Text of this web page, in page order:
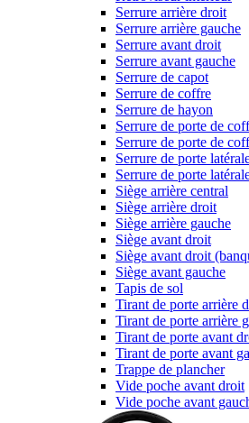
Serrure arrière droit
Serrure arrière gauche
Serrure avant droit
Serrure avant gauche
Serrure de capot
Serrure de coffre
Serrure de hayon
Serrure de porte de
Serrure de porte de
Serrure de porte
Serrure de porte
Siège arrière central
Siège arrière droit
Siège arrière gauche
Siège avant droit
Siège avant droit
Siège avant gauche
Tapis de sol
Tirant de porte arrière
Tirant de porte arrière
Tirant de porte avant
Tirant de porte avant
Trappe de plancher
Vide poche avant droit
Vide poche avant